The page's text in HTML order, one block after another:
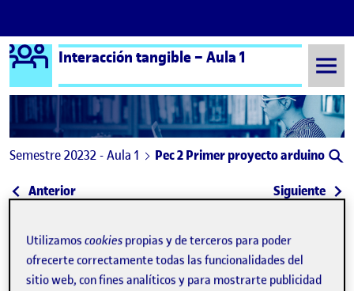
Saltar al contenido
Logo Ágora
Interacción tangible – Aula 1
Semestre 20232 - Aula 1 Pec 2 Primer proyecto arduino
Navegación de entradas
Anterior: PEC 2 Siguiente:
Publicado porPec 2 Primer proyecto
Publicado por
Carlos Jiménez Barrio
Visibilidad:
Pública - Fecha de publicación
10 Abr 2024-comentario en Pec 2 Primer proyecto arduino
Utilizamoscookies propias y de terceros para poder
ofrecerte correctamente todas las funcionalidades del
sitio web, con fines analíticos y para mostrarte publicidad